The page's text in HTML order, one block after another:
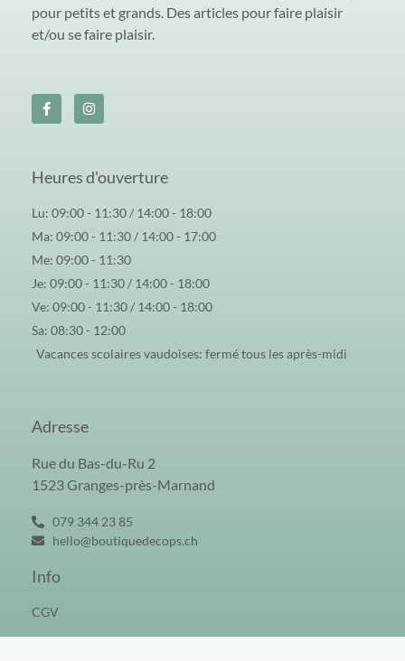
pour petits et grands. Des articles pour faire plaisir
et/ou se faire plaisir.
Heures d'ouverture
Lu: 09:00 - 11:30 / 14:00 - 18:00
Ma: 09:00 - 11:30 / 14:00 - 17:00
Me: 09:00 - 11:30
Je: 09:00 - 11:30 / 14:00 - 18:00
Ve: 09:00 - 11:30 / 14:00 - 18:00
Sa: 08:30 - 12:00
Vacances scolaires vaudoises: fermé tous les après-midi
Adresse
Rue du Bas-du-Ru 2
1523 Granges-près-Marnand
079 344 23 85
hello@boutiquedecops.ch
Info
CGV